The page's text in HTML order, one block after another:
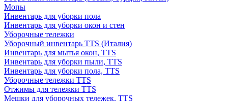
Мопы
Инвентарь для уборки пола
Инвентарь для уборки окон и стен
Уборочные тележки
Уборочный инвентарь TTS (Италия)
Инвентарь для мытья окон, TTS
Инвентарь для уборки пыли, TTS
Инвентарь для уборки пола, TTS
Уборочные тележки TTS
Отжимы для тележки TTS
Мешки для уборочных тележек, TTS